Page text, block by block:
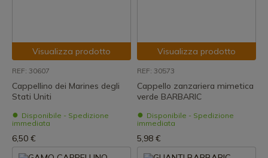
Visualizza prodotto
REF: 30607
Cappellino dei Marines degli
Stati Uniti
Disponibile - Spedizione
immediata
6,50 €
Visualizza prodotto
REF: 30573
Cappello zanzariera mimetica
verde BARBARIC
Disponibile - Spedizione
immediata
5,98 €